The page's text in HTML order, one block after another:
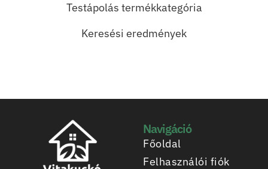
Testápolás termékkategória
Keresési eredmények
Navigáció
Főoldal
Felhasználói fiók